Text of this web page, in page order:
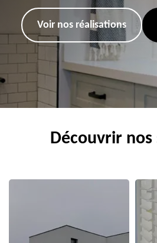
Voir nos réalisations
Découvrir nos